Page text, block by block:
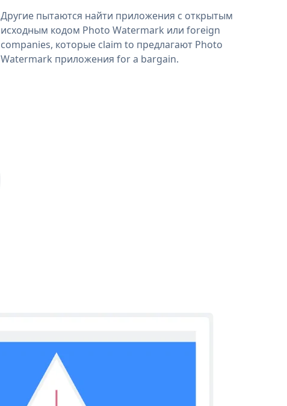
Другие пытаются найти приложения с открытым
исходным кодом Photo Watermark или foreign
companies, которые claim to предлагают Photo
Watermark приложения for a bargain.